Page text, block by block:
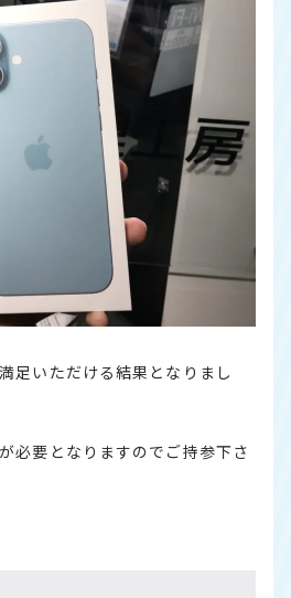
足いただける結果となりまし
必要となりますのでご持参下さ